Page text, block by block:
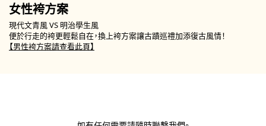
女性袴方案
現代文青風 VS 明治學生風
便於行走的袴更輕鬆自在，換上袴方案讓古蹟巡禮加添復古風情！
【男性袴方案請查看此頁】